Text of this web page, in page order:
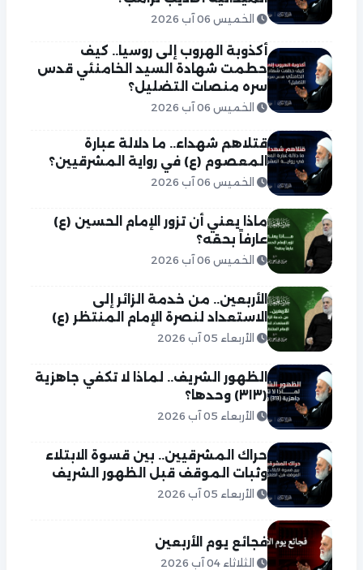
الخميس 06 آب 2026
أكذوبة الهروب إلى روسيا.. كيف
حطمت شهادة السيد الخامنئي قدس
سره منصات التضليل؟
الخميس 06 آب 2026
قتلاهم شهداء.. ما دلالة عبارة
المعصوم (ع) في رواية المشرقيين؟
الخميس 06 آب 2026
ماذا يعني أن تزور الإمام الحسين (ع)
عارفاً بحقه؟
الخميس 06 آب 2026
الأربعين.. من خدمة الزائر إلى
الاستعداد لنصرة الإمام المنتظر (ع)
الأربعاء 05 آب 2026
الظهور الشريف.. لماذا لا تكفي جاهزية
(٣١٣) وحدها؟
الأربعاء 05 آب 2026
حراك المشرقيين.. بين قسوة الابتلاء
وثبات الموقف قبل الظهور الشريف
الأربعاء 05 آب 2026
فجائع يوم الأربعين
الثلاثاء 04 آب 2026